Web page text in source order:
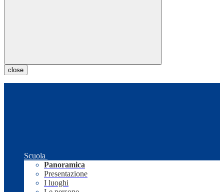
close
Scuola
Panoramica
Presentazione
I luoghi